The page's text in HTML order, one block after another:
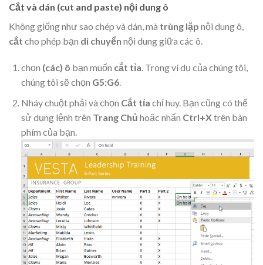
Cắt và dán (cut and paste) nội dung ô
Không giống như sao chép và dán, mà trùng lặp nội dung ô,
cắt cho phép bạn di chuyển nội dung giữa các ô.
chọn (các) ô bạn muốn cắt tỉa. Trong ví dụ của chúng tôi,
chúng tôi sẽ chọn G5:G6.
Nháy chuột phải và chọn Cắt tỉa chỉ huy. Bạn cũng có thể
sử dụng lệnh trên Trang Chủ hoặc nhấn Ctrl+Xtrên bàn
phím của bạn.